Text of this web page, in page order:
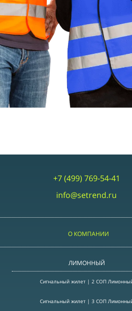
+7 (499) 769-54-41
info@setrend.ru
О КОМПАНИИ
ЛИМОННЫЙ
Сигнальный жилет | 2 СОП
Сигнальный жилет | 3 СОП